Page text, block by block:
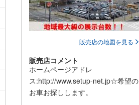
販売店の地図を見る
販売店コメント
ホームページアドレ
ス:http://www.setup-net.jp☆希望の
お車お探しします。